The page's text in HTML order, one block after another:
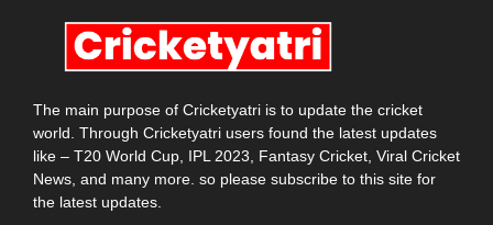
The main purpose of Cricketyatri is to update the cricket
world. Through Cricketyatri users found the latest updates
like – T20 World Cup, IPL 2023, Fantasy Cricket, Viral Cricket
News, and many more. so please subscribe to this site for
the latest updates.